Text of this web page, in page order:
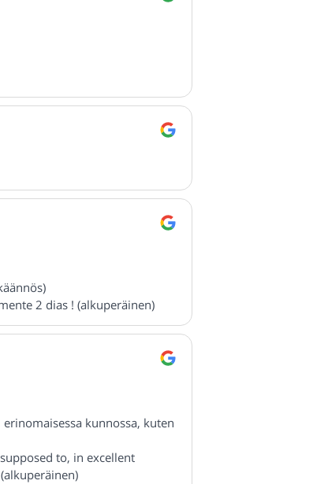
2 dias ! (alkuperäinen)
kunnossa, kuten
to, in excellent